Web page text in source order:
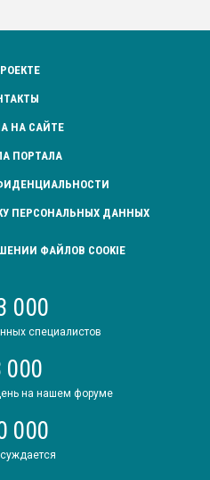
НА САЙТЕ
ПОРТАЛА
ПЕРСОНАЛЬНЫХ ДАННЫХ
ФАЙЛОВ COOKIE
000
специалистов
000
на нашем форуме
000